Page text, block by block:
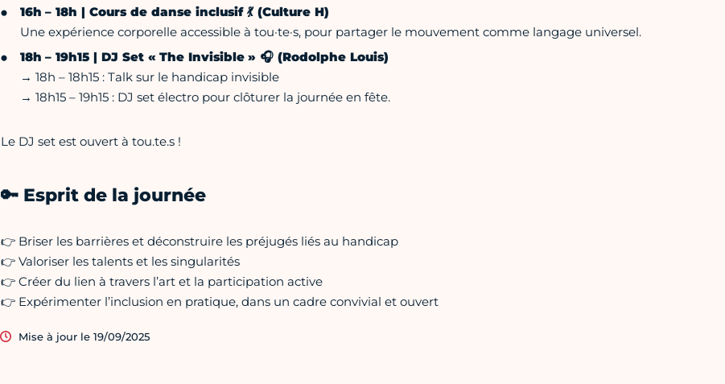
16h – 18h | Cours de danse inclusif 💃 (Culture H)
Une expérience corporelle accessible à tou·te·s, pour partager le mouvement comme langage universel.
18h – 19h15 | DJ Set « The Invisible » 🎧 (Rodolphe Louis)
→ 18h – 18h15 : Talk sur le handicap invisible
→ 18h15 – 19h15 : DJ set électro pour clôturer la journée en fête.
Le DJ set est ouvert à tou.te.s !
🔑 Esprit de la journée
👉 Briser les barrières et déconstruire les préjugés liés au handicap
👉 Valoriser les talents et les singularités
👉 Créer du lien à travers l’art et la participation active
👉 Expérimenter l’inclusion en pratique, dans un cadre convivial et ouvert
Mise à jour le 19/09/2025